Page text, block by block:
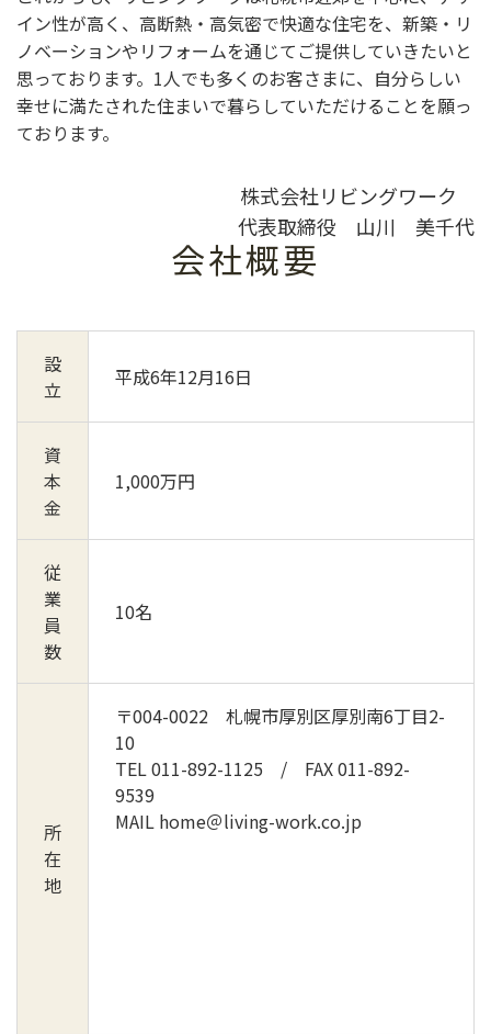
イン性が高く、高断熱・高気密で快適な住宅を、新築・リ
ノベーションやリフォームを通じてご提供していきたいと
思っております。1人でも多くのお客さまに、自分らしい
幸せに満たされた住まいで暮らしていただけることを願っ
ております。
株式会社リビングワーク
代表取締役 山川 美千代
会社概要
設
立
平成6年12月16日
資
本
金
1,000万円
従
業
員
数
10名
所
在
地
〒004-0022 札幌市厚別区厚別南6丁目2-
10
TEL 011-892-1125 / FAX 011-892-
9539
MAIL home＠living-work.co.jp